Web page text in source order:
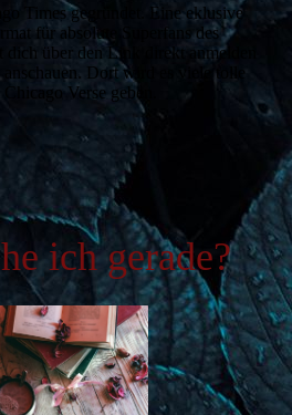
Times gegründet. Eine eklusive
für absolute Superfans des
dich über den Link direkt anmelden
anschauen. Dort wird es viele tolle
Verse geben.
ich gerade?